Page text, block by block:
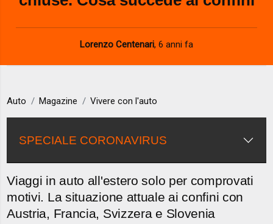
Lorenzo Centenari, 6 anni fa
Auto Magazine Vivere con l'auto
SPECIALE CORONAVIRUS
Viaggi in auto all'estero solo per comprovati
motivi. La situazione attuale ai confini con
Austria, Francia, Svizzera e Slovenia